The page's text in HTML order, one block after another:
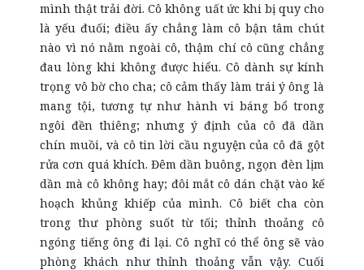
mình thật trải đời. Cô không uất ức khi bị quy cho
là yếu đuối; điều ấy chẳng làm cô bận tâm chút
nào vì nó nằm ngoài cô, thậm chí cô cũng chẳng
đau lòng khi không được hiểu. Cô dành sự kính
trọng vô bờ cho cha; cô cảm thấy làm trái ý ông là
mang tội, tương tự như hành vi báng bổ trong
ngôi đền thiêng; nhưng ý định của cô đã dần
chín muồi, và cô tin lời cầu nguyện của cô đã gột
rửa cơn quá khích. Đêm dần buông, ngọn đèn lịm
dần mà cô không hay; đôi mắt cô dán chặt vào kế
hoạch khủng khiếp của mình. Cô biết cha còn
trong thư phòng suốt từ tối; thỉnh thoảng cô
ngóng tiếng ông đi lại. Cô nghĩ có thể ông sẽ vào
phòng khách như thỉnh thoảng vẫn vậy. Cuối